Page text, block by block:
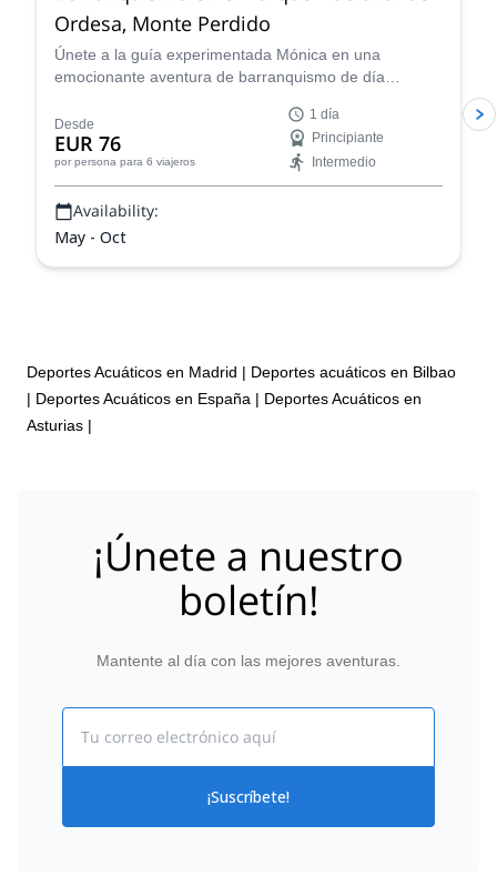
Ordesa, Monte Perdido
Únete a la guía experimentada Mónica en una
emocionante aventura de barranquismo de día
Perdido en los Pirineos de España.
Desde
EUR 76
por persona para 6 viajeros
1 día
Principiante
Intermedio
Availability:
May - Oct
Deportes Acuáticos en Madrid | Deportes acuáticos en Bilbao
| Deportes Acuáticos en España | Deportes Acuáticos en
Asturias |
¡Únete a nuestro
boletín!
Mantente al día con las mejores aventuras.
¡Suscríbete!